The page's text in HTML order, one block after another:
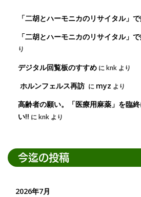
「二胡とハーモニカのリサイタル」
「二胡とハーモニカのリサイタル」
り
デジタル回覧板のすすめ にknk より
ホルンフェルス再訪 に myz より
高齢者の願い。「医療用麻薬」を臨
い!! にknk より
今迄の投稿
2026年7月